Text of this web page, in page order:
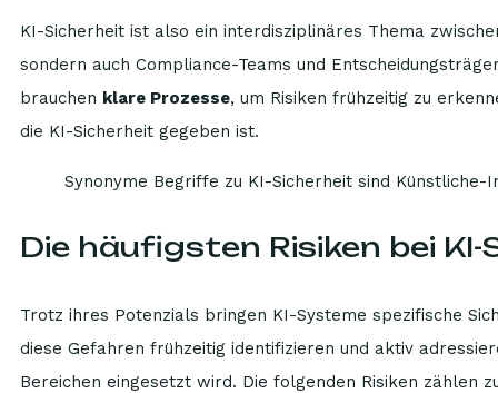
KI-Sicherheit ist also ein interdisziplinäres Thema
sondern auch Compliance-Teams und
brauchen klare Prozesse, um Risiken frühzeitig zu
die KI-Sicherheit gegeben ist.
Synonyme Begriffe zu KI-Sicherheit sind
Die häufigsten Risiken bei
Trotz ihres Potenzials bringen KI-Systeme spezifische
diese Gefahren frühzeitig identifizieren und aktiv
Bereichen eingesetzt wird. Die folgenden Risiken zählen